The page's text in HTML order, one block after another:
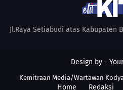
Jl.Raya Setiabudi atas Kabupaten
Design by -
Kemitraan Media/Wartawan
Home Redaksi